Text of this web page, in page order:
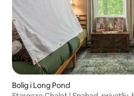
Bolig i Long Pond